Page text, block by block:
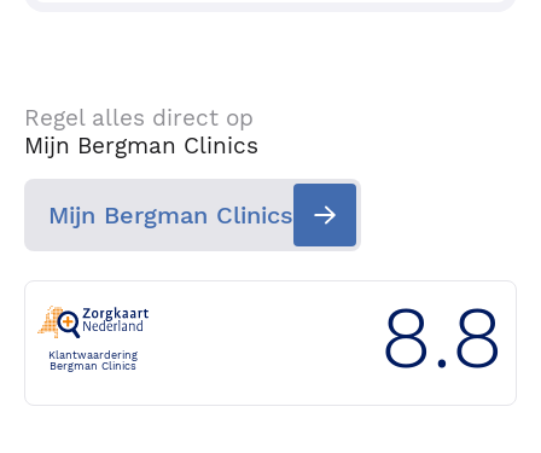
Regel alles direct op
Mijn Bergman Clinics
Mijn Bergman Clinics
Klantwaardering
Bergman Clinics
8.8